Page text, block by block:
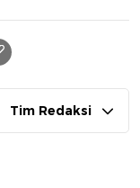
Tim Redaksi